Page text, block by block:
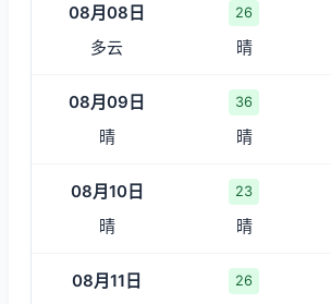
08月08日 26
多云
晴
08月09日 36
晴
晴
08月10日 23
晴
晴
08月11日 26